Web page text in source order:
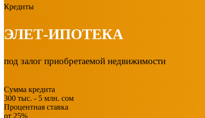
Кредиты
ЭЛЕТ-ИПОТЕКА
под залог приобретаемой недвижимости
Сумма кредита
300 тыс. - 5 млн. сом
Процентная ставка
от 25%